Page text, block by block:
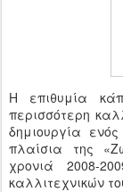
Η επιθυμία
περισσότερη
δημιουργία
πλαίσια της
χρονιά 2008-
καλλιτεχνικών